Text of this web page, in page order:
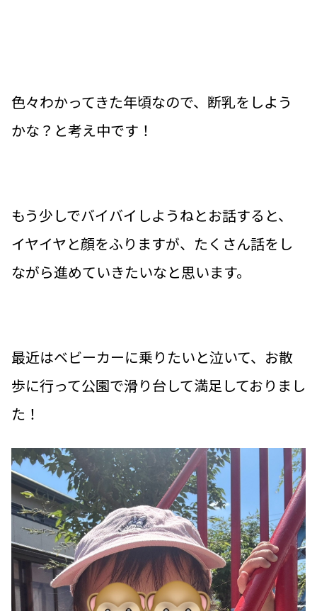
色々わかってきた年頃なので、断乳をしよう
かな？と考え中です！
もう少しでバイバイしようねとお話すると、
イヤイヤと顔をふりますが、たくさん話をし
ながら進めていきたいなと思います。
最近はベビーカーに乗りたいと泣いて、お散
歩に行って公園で滑り台して満足しておりまし
た！